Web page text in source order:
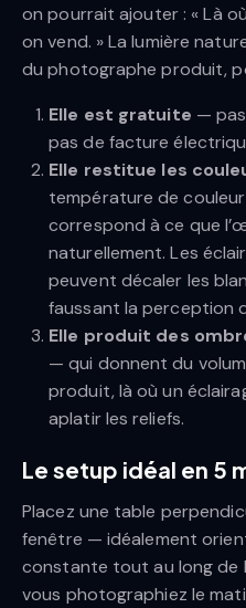
on pourrait ajouter : « Là
on vend. » La lumière
du photographe produit,
Elle est gratuite —
pas de facture
Elle restitue les
température de
correspond à ce que
naturellement. Les
peuvent décaler les
faussant la perception
Elle produit des
— qui donnent du
produit, là où un
aplatir les reliefs.
Le setup idéal en 5
Placez une table
fenêtre — idéalement
constante tout au long de
vous photographiez le